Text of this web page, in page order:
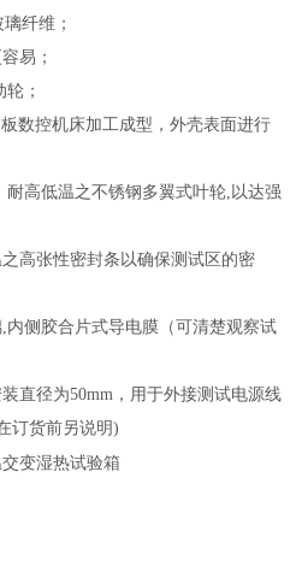
纤维；
易；
；
数控机床加工成型，外壳表面进行
高低温之不锈钢多翼式叶轮,以达强
高张性密封条以确保测试区的密
侧胶合片式导电膜（可清楚观察试
直径为50mm，用于外接测试电源线
订货前另说明)